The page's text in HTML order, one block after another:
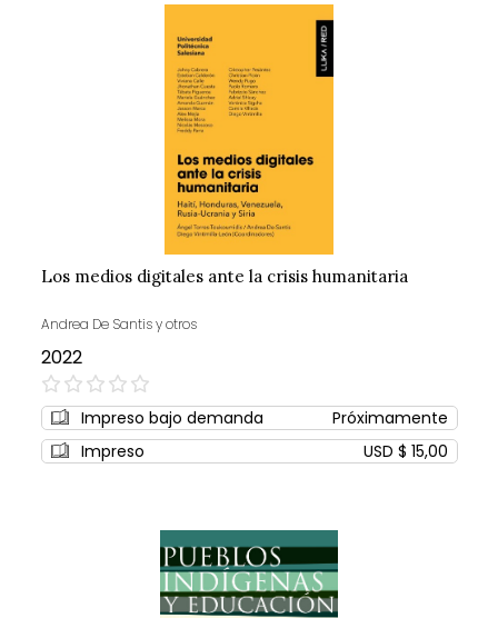
Los medios digitales ante la crisis humanitaria
Andrea De Santis y otros
2022
0%
Impreso bajo demanda
Próximamente
Impreso
USD $ 15,00